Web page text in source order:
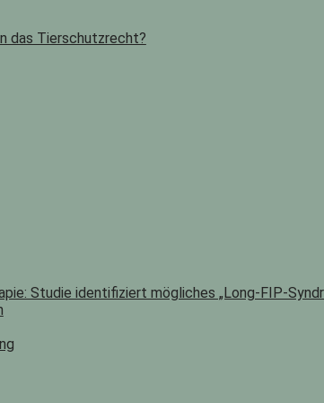
das Tierschutzrecht?
Studie identifiziert mögliches „Long-FIP-